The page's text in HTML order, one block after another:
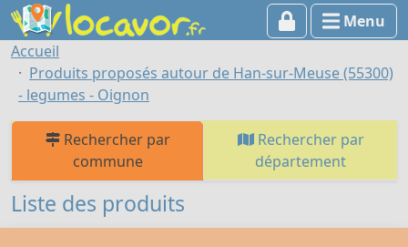
Menu
Accueil
Produits proposés autour de Han-sur-Meuse (55300)
- legumes - Oignon
Rechercher par
commune
Rechercher par
département
Liste des produits